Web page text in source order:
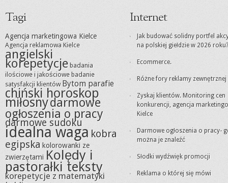
Tagi
Agencja marketingowa Kielce
Agencja reklamowa Kielce
angielski
korepetycje badania
ilościowe i jakościowe badanie
satysfakcji klientów Bytom parafie
chiński horoskop
miłosnydarmowe
ogłoszenia o pracy
darmowe sudoku
idealna waga kobra
egipska kolorowanki ze
zwierzętami Kolędy i
pastorałki teksty
korepetycje z matematyki
Internet
Jak budować solidny portfel
na polskiej giełdzie w 2026 roku?
Ecommerce.
Różne fory reklamy zewnętrznej
Zyskaj klientów. Monitoring cen
konkurencji, agencja
Kielce
Darmowe ogłoszenia o pracy-
można je znaleźć
Słodki wydźwięk promocji
Reklama o której się mówi